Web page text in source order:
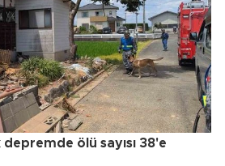
ölü sayısı 38'e